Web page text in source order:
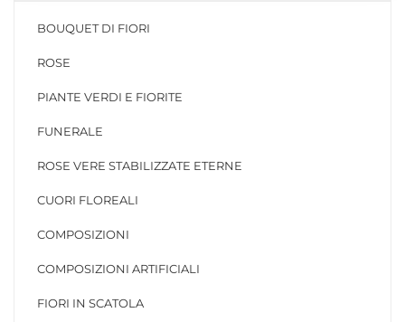
BOUQUET DI FIORI
ROSE
PIANTE VERDI E FIORITE
FUNERALE
ROSE VERE STABILIZZATE ETERNE
CUORI FLOREALI
COMPOSIZIONI
COMPOSIZIONI ARTIFICIALI
FIORI IN SCATOLA